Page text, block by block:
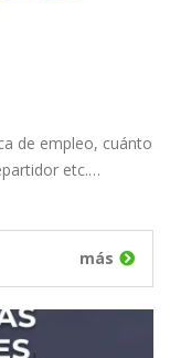
de empleo, cuánto
etc.…
más